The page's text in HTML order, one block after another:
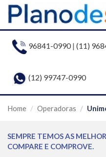
96841-0990| (11)
(12) 99747-0990
Home Operadoras
SEMPRE TEMOS AS
COMPARE E COMPROVE.